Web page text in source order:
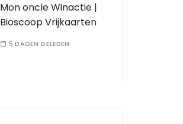
Mon oncle Winactie |
Bioscoop Vrijkaarten
5 DAGEN GELEDEN